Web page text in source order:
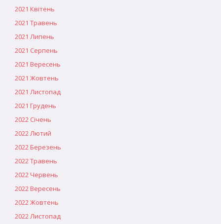
2021 Квітень
2021 Травень
2021 Липень
2021 Серпень
2021 Вересень
2021 Жовтень
2021 Листопад
2021 Грудень
2022 Січень
2022 Лютий
2022 Березень
2022 Травень
2022 Червень
2022 Вересень
2022 Жовтень
2022 Листопад